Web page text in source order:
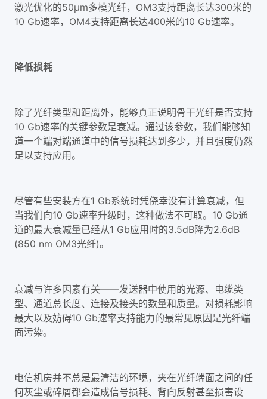
激光优化的50µm多模光纤，OM3支持距离长达300米的
10 Gb速率，OM4支持距离长达400米的10 Gb速率。
降低损耗
除了光纤类型和距离外，能够真正说明骨干光纤是否支持
10 Gb速率的关键参数是衰减。通过该参数，我们能够知
道一个端对端通道中的信号损耗达到多少，并且强度仍然
足以支持应用。
尽管有些安装方在1 Gb系统时凭侥幸没有计算衰减，但
当我们向10 Gb速率升级时，这种做法不可取。10 Gb通
道的最大衰减量已经从1 Gb应用时的3.5dB降为2.6dB
(850 nm OM3光纤)。
衰减与许多因素有关——发送器中使用的光源、电缆类
型、通道总长度、连接及接头的数量和质量。对损耗影响
最大以及妨碍10 Gb速率支持能力的最常见原因是光纤端
面污染。
电信机房并不总是最清洁的环境，夹在光纤端面之间的任
何灰尘或碎屑都会造成信号损耗、背向反射甚至损害设